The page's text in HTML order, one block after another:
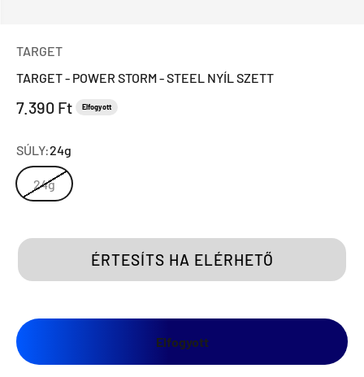
TARGET
TARGET - POWER STORM - STEEL NYÍL SZETT
Eladási ár
7.390 Ft Elfogyott
SÚLY:24g
24g
ÉRTESÍTS HA ELÉRHETŐ
Elfogyott